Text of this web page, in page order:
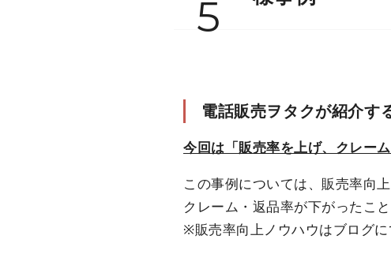
5
電話販売ヲタクが紹介す
今回は「販売率を上げ、クレー
この事例については、販売率向
クレーム・返品率が下がったこ
※販売率向上ノウハウはブログに